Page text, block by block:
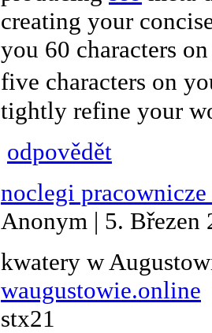
creating your
you 60 characters
five characters on
tightly refine your
odpovědět
noclegi
Anonym | 5. Březen
kwatery w
waugustowie.online
stx21